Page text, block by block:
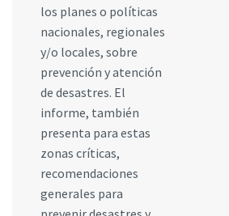
los planes o políticas
nacionales, regionales
y/o locales, sobre
prevención y atención
de desastres. El
informe, también
presenta para estas
zonas críticas,
recomendaciones
generales para